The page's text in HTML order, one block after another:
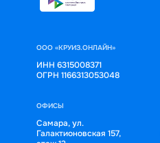
ООО «КРУИЗ.ОНЛАЙН»
ИНН 6315008371
ОГРН 1166313053048
ОФИСЫ
Самара, ул.
Галактионовская 157,